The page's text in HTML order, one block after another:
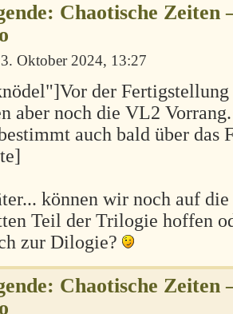
Chaotische Zeiten
Oktober 2024, 13:27
der
aber noch die VL2
auch bald über das
können wir noch auf
Teil der Trilogie hoffen
zur Dilogie?
Chaotische Zeiten